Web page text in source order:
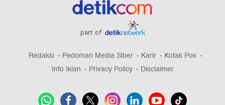
part of
Redaksi Pedoman Media Siber Karir
Kotak Pos
Info Iklan
Privacy Policy Disclaimer